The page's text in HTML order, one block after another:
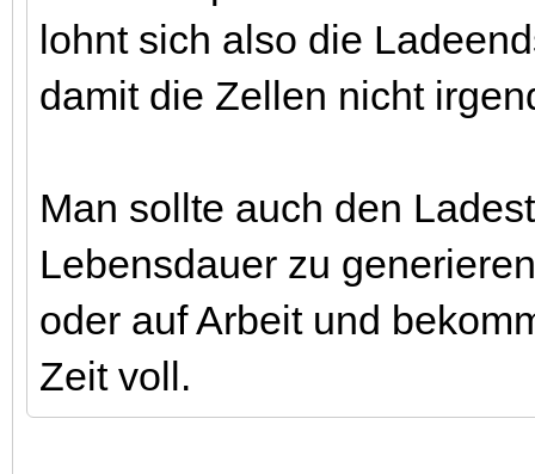
lohnt sich also die
damit die Zellen nicht
Man sollte auch den
Lebensdauer zu
oder auf Arbeit und
Zeit voll.